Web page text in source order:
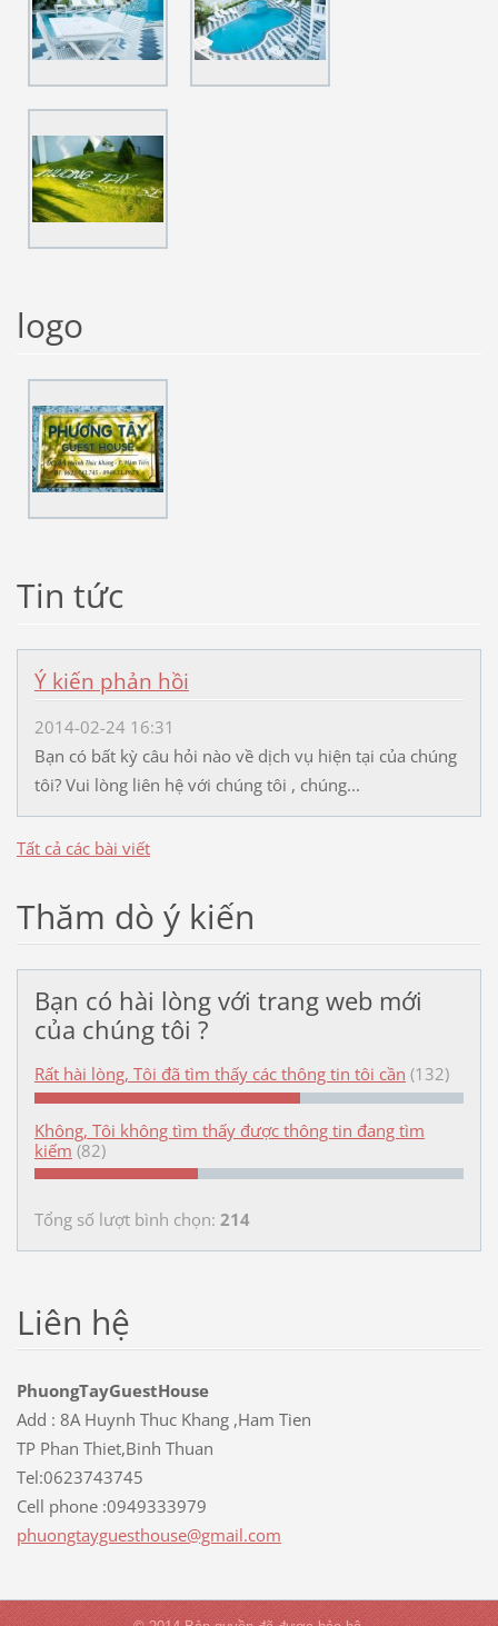
logo
Tin tức
Ý kiến phản hồi
2014-02-24 16:31
Bạn có bất kỳ câu hỏi nào về dịch vụ hiện tại của chúng
tôi? Vui lòng liên hệ với chúng tôi , chúng...
Tất cả các bài viết
Thăm dò ý kiến
Bạn có hài lòng với trang web mới
của chúng tôi ?
Rất hài lòng, Tôi đã tìm thấy các thông tin tôi cần (132)
Không, Tôi không tìm thấy được thông tin đang tìm
kiếm (82)
Tổng số lượt bình chọn: 214
Liên hệ
PhuongTayGuestHouse
Add : 8A Huynh Thuc Khang ,Ham Tien
TP Phan Thiet,Binh Thuan
Tel:0623743745
Cell phone :0949333979
phuongtayguesthouse@gmail.com